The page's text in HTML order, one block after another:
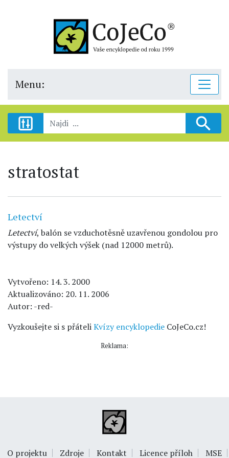
Menu:
stratostat
Letectví
Letectví, balón se vzduchotěsně uzavřenou gondolou pro
výstupy do velkých výšek (nad 12000 metrů).
Vytvořeno: 14. 3. 2000
Aktualizováno: 20. 11. 2006
Autor: -red-
Vyzkoušejte si s přáteliKvízy encyklopedie CoJeCo.cz!
Reklama:
O projektu Zdroje Kontakt Licence příloh MSE